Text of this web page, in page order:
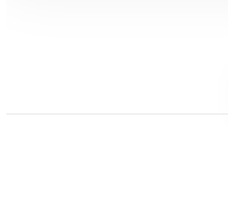
کردند. آنها به شرکت‌ها کمک کردند داده‌های خود
و بر اساس آن داده ها گزارش ایجاد کنند.